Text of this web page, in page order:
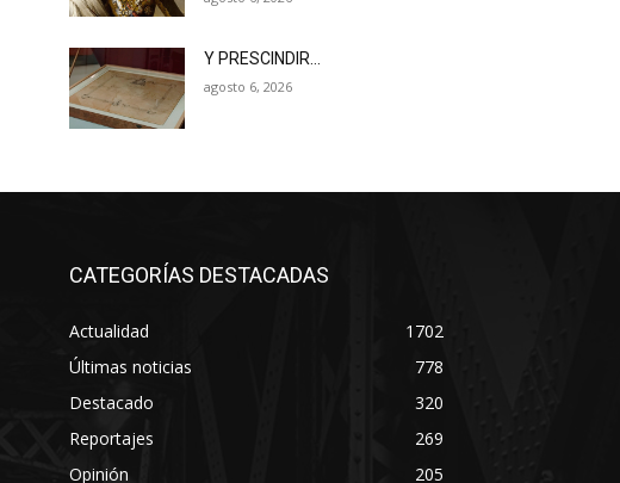
Y PRESCINDIR…
agosto 6, 2026
CATEGORÍAS DESTACADAS
Actualidad
1702
Últimas noticias
778
Destacado
320
Reportajes
269
Opinión
205